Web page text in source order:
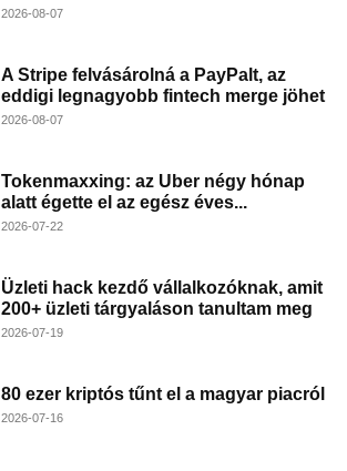
2026-08-07
A Stripe felvásárolná a PayPalt, az
eddigi legnagyobb fintech merge jöhet
2026-08-07
Tokenmaxxing: az Uber négy hónap
alatt égette el az egész éves...
2026-07-22
Üzleti hack kezdő vállalkozóknak, amit
200+ üzleti tárgyaláson tanultam meg
2026-07-19
80 ezer kriptós tűnt el a magyar piacról
2026-07-16